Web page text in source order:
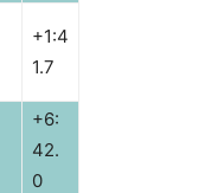
+1:4
1.7
+6:
42.
0